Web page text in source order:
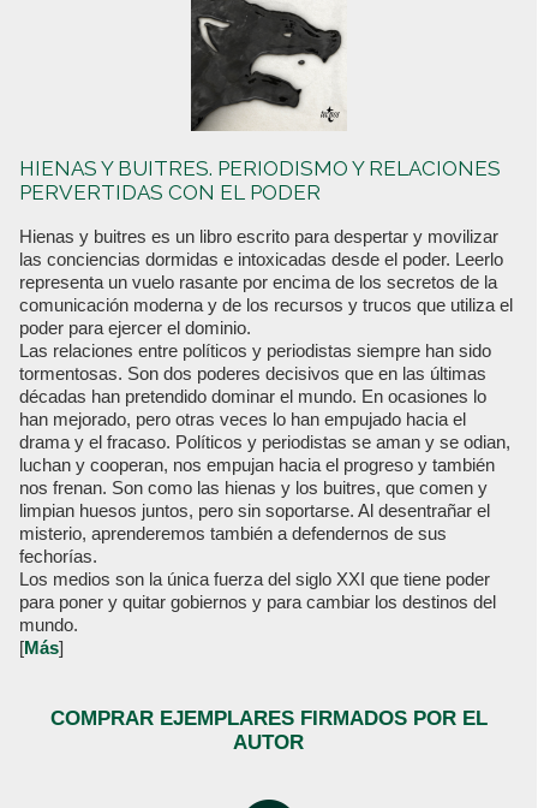
HIENAS Y BUITRES. PERIODISMO Y RELACIONES
PERVERTIDAS CON EL PODER
Hienas y buitres es un libro escrito para despertar y movilizar
las conciencias dormidas e intoxicadas desde el poder. Leerlo
representa un vuelo rasante por encima de los secretos de la
comunicación moderna y de los recursos y trucos que utiliza el
poder para ejercer el dominio.
Las relaciones entre políticos y periodistas siempre han sido
tormentosas. Son dos poderes decisivos que en las últimas
décadas han pretendido dominar el mundo. En ocasiones lo
han mejorado, pero otras veces lo han empujado hacia el
drama y el fracaso. Políticos y periodistas se aman y se odian,
luchan y cooperan, nos empujan hacia el progreso y también
nos frenan. Son como las hienas y los buitres, que comen y
limpian huesos juntos, pero sin soportarse. Al desentrañar el
misterio, aprenderemos también a defendernos de sus
fechorías.
Los medios son la única fuerza del siglo XXI que tiene poder
para poner y quitar gobiernos y para cambiar los destinos del
mundo.
[Más]
COMPRAR EJEMPLARES FIRMADOS POR EL
AUTOR